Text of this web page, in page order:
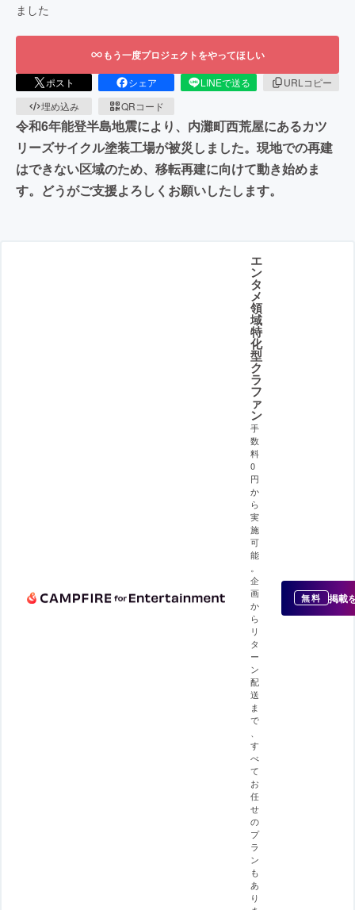
ました
もう一度プロジェクトをやってほしい
ポスト シェア LINEで送る
URLコピー
埋め込み
QRコード
令和6年能登半島地震により、内灘町西荒屋にあるカツ
リーズサイクル塗装工場が被災しました。現地での再建
はできない区域のため、移転再建に向けて動き始めま
す。どうがご支援よろしくお願いしたします。
エ
ン
タ
メ
領
域
特
化
型
ク
ラ
フ
ァ
ン
手
数
料
0
円
か
ら
実
施
可
能
企
画
か
ら
リ
タ
ー
ン
配
送
ま
で
す
べ
て
お
任
せ
の
プ
ラ
ン
も
あ
り
無料 掲載